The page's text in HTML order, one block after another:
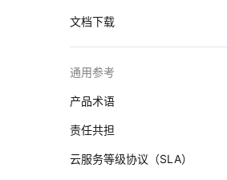
文档下载
通用参考
产品术语
责任共担
云服务等级协议（SLA）